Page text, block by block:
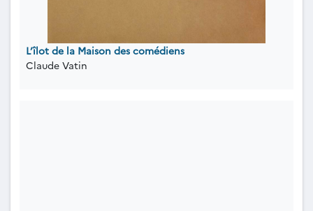
L’îlot de la Maison des comédiens
Claude Vatin